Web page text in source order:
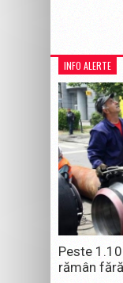
INFO ALERTE
Peste
rămân